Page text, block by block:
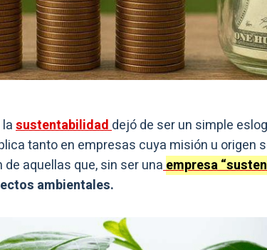
sustentabilidaddejó de ser un simple
tanto en empresas cuya misión u origen
aquellas que, sin ser unaempresa
ambientales.